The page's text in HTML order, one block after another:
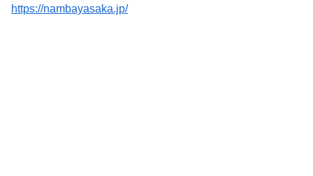
https://nambayasaka.jp/